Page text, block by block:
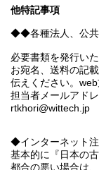
他特記事項
◆◆各種法人、公
必要書類を発行いた
お宛名、送料の記
伝えください。
担当者メールアド
rtkhori@wittech.jp
◆インターネット
基本的に『日本の
都合の悪い場合は